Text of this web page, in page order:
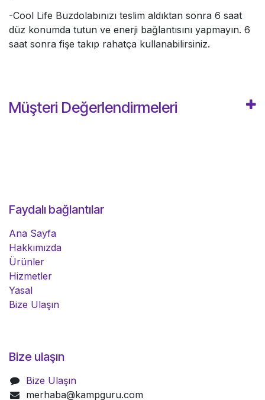
-Cool Life Buzdolabınızı teslim aldıktan sonra 6 saat
düz konumda tutun ve enerji bağlantısını yapmayın. 6
saat sonra fişe takıp rahatça kullanabilirsiniz.
Müşteri Değerlendirmeleri
Faydalı bağlantılar
Ana Sayfa
Hakkımızda
Ürünler
Hizmetler
Yasal
Bize Ulaşın
Bize ulaşın
Bize Ulaşın
merhaba@kampguru.com